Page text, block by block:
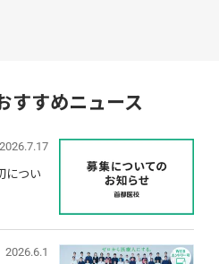
すすめニュース
2026.7.17
につい
2026.6.1